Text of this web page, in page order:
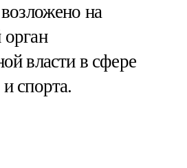
на
власти в сфере
спорта.